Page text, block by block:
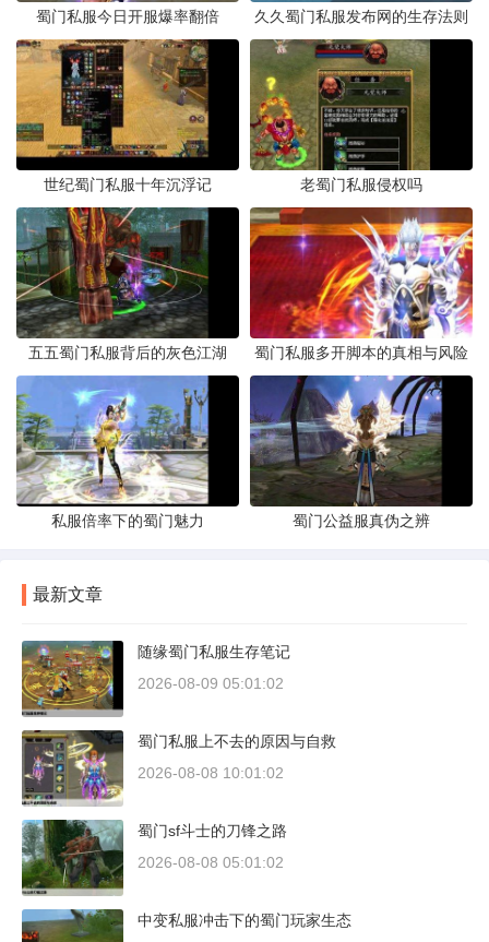
蜀门私服今日开服爆率翻倍 久久蜀门私服发布网的生存法则
世纪蜀门私服十年沉浮记 老蜀门私服侵权吗
五五蜀门私服背后的灰色江湖 蜀门私服多开脚本的真相与风险
私服倍率下的蜀门魅力 蜀门公益服真伪之辨
最新文章
随缘蜀门私服生存笔记
2026-08-09 05:01:02
蜀门私服上不去的原因与自救
2026-08-08 10:01:02
蜀门sf斗士的刀锋之路
2026-08-08 05:01:02
中变私服冲击下的蜀门玩家生态